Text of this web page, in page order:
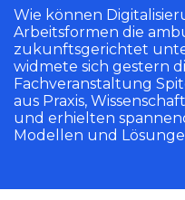
Wie können
Arbeitsformen die
zukunftsgerichtet
widmete sich gestern
Fachveranstaltung
aus Praxis,
und erhielten
Modellen und